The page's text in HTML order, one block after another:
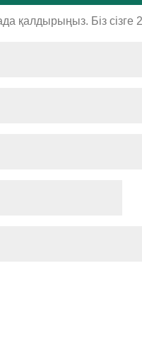
қалдырыңыз. Біз сізге